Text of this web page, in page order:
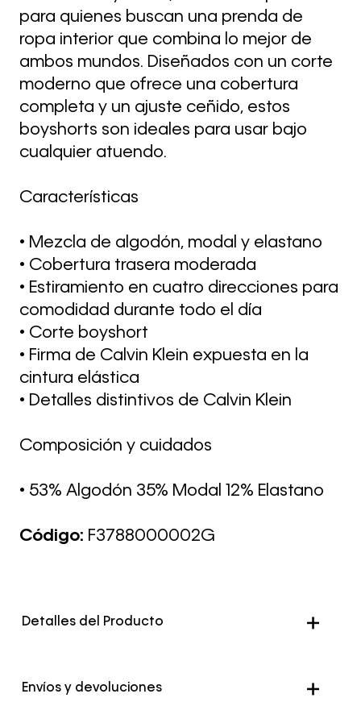
para quienes buscan una prenda de
ropa interior que combina lo mejor de
ambos mundos. Diseñados con un corte
moderno que ofrece una cobertura
completa y un ajuste ceñido, estos
boyshorts son ideales para usar bajo
cualquier atuendo.
Características
• Mezcla de algodón, modal y elastano
• Cobertura trasera moderada
• Estiramiento en cuatro direcciones para
comodidad durante todo el día
• Corte boyshort
• Firma de Calvin Klein expuesta en la
cintura elástica
• Detalles distintivos de Calvin Klein
Composición y cuidados
• 53% Algodón 35% Modal 12% Elastano
Código: F3788000002G
Detalles del Producto
Genero Mujer
Envíos y devoluciones